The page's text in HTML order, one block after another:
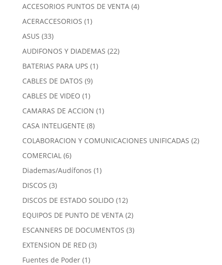
ACCESORIOS PUNTOS DE VENTA 44
ACERACCESORIOS 11
ASUS 3333
productos
AUDIFONOS Y DIADEMAS 2222
BATERIAS PARA UPS 11
CABLES DE DATOS 99
CABLES DE VIDEO 11
producto
CAMARAS DE ACCION 11
CASA INTELIGENTE 88
productos
COLABORACION Y COMUNICACIONES UNIFICADAS 22
COMERCIAL 66
productos
Diademas/Audífonos 11
DISCOS 33
productos
DISCOS DE ESTADO SOLIDO 1212
productos
EQUIPOS DE PUNTO DE VENTA 22
productos
ESCANNERS DE DOCUMENTOS 33
EXTENSION DE RED 33
Fuentes de Poder 11